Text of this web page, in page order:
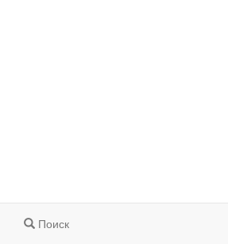
Поиск